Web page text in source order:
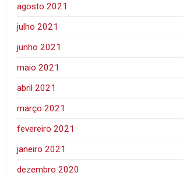
agosto 2021
julho 2021
junho 2021
maio 2021
abril 2021
março 2021
fevereiro 2021
janeiro 2021
dezembro 2020